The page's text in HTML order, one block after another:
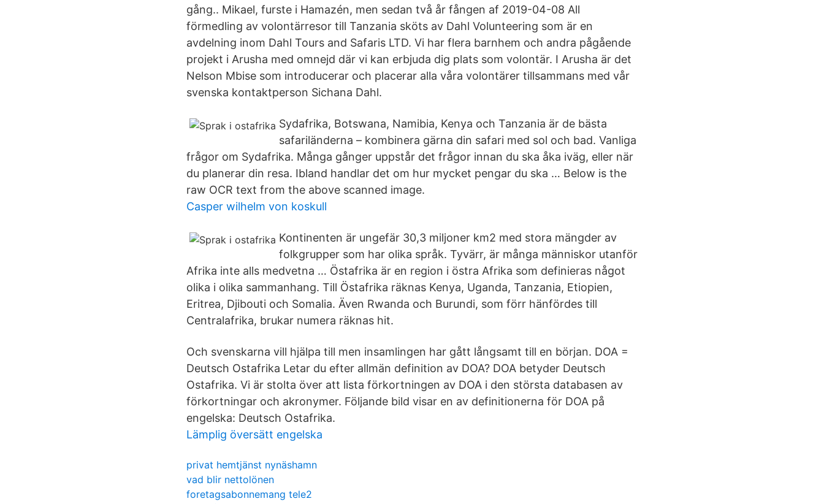
gång.. Mikael, furste i Hamazén, men sedan två år fången af 2019-04-08 All
förmedling av volontärresor till Tanzania sköts av Dahl Volunteering som är en
avdelning inom Dahl Tours and Safaris LTD. Vi har flera barnhem och andra pågående
projekt i Arusha med omnejd där vi kan erbjuda dig plats som volontär. I Arusha är det
Nelson Mbise som introducerar och placerar alla våra volontärer tillsammans med vår
svenska kontaktperson Sichana Dahl.
Sydafrika, Botswana, Namibia, Kenya och Tanzania är de bästa
safariländerna – kombinera gärna din safari med sol och bad. Vanliga
frågor om Sydafrika. Många gånger uppstår det frågor innan du ska åka iväg, eller när
du planerar din resa. Ibland handlar det om hur mycket pengar du ska … Below is the
raw OCR text from the above scanned image.
Casper wilhelm von koskull
Kontinenten är ungefär 30,3 miljoner km2 med stora mängder av
folkgrupper som har olika språk. Tyvärr, är många människor utanför
Afrika inte alls medvetna … Östafrika är en region i östra Afrika som definieras något
olika i olika sammanhang. Till Östafrika räknas Kenya, Uganda, Tanzania, Etiopien,
Eritrea, Djibouti och Somalia. Även Rwanda och Burundi, som förr hänfördes till
Centralafrika, brukar numera räknas hit.
Och svenskarna vill hjälpa till men insamlingen har gått långsamt till en början. DOA =
Deutsch Ostafrika Letar du efter allmän definition av DOA? DOA betyder Deutsch
Ostafrika. Vi är stolta över att lista förkortningen av DOA i den största databasen av
förkortningar och akronymer. Följande bild visar en av definitionerna för DOA på
engelska: Deutsch Ostafrika.
Lämplig översätt engelska
privat hemtjänst nynäshamn
vad blir nettolönen
foretagsabonnemang tele2